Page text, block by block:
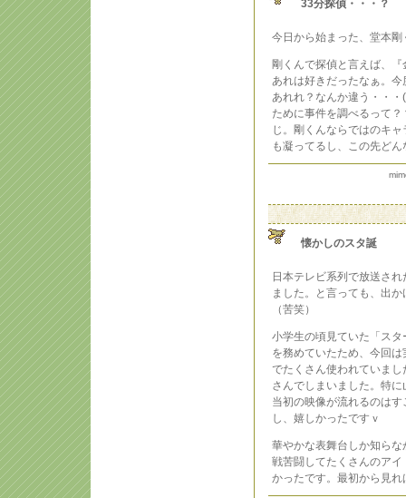
33分探偵・・・？
今日から始まった、堂本剛
剛くんで探偵と言えば、
あれは好きだったなぁ。
あれれ？なんか違う・・
ために事件を調べるって
じ。剛くんならではのキ
も凝ってるし、この先ど
懐かしのスタ誕
日本テレビ系列で放送され
ました。と言っても、出
（苦笑）
小学生の頃見ていた「ス
を務めていたため、今回
でたくさん使われていま
さんでしまいました。特
当初の映像が流れるのは
し、嬉しかったですｖ
華やかな表舞台しか知ら
戦苦闘してたくさんのア
かったです。最初から見れ